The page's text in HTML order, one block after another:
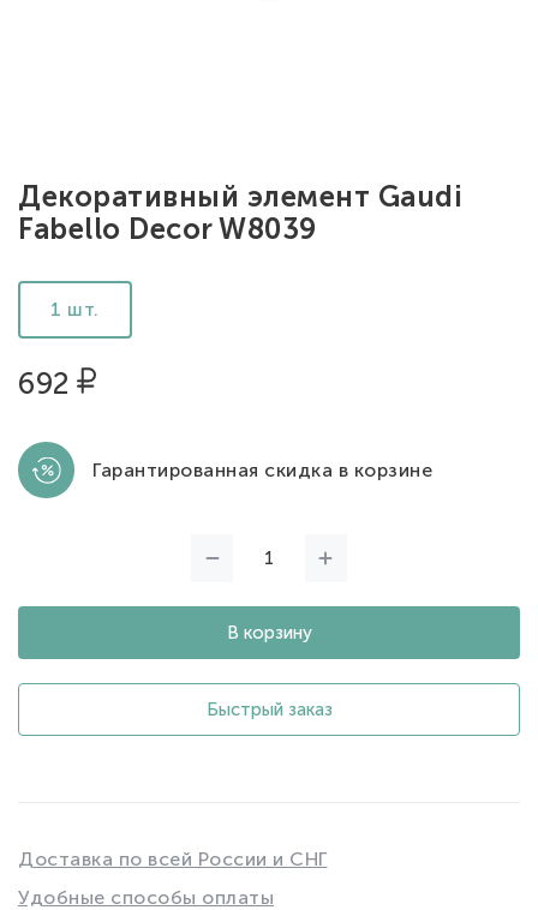
Декоративный элемент Gaudi
Fabello Decor W8039
1 шт.
692
Гарантированная скидка в корзине
В корзину
Быстрый заказ
Доставка по всей России и СНГ
Удобные способы оплаты